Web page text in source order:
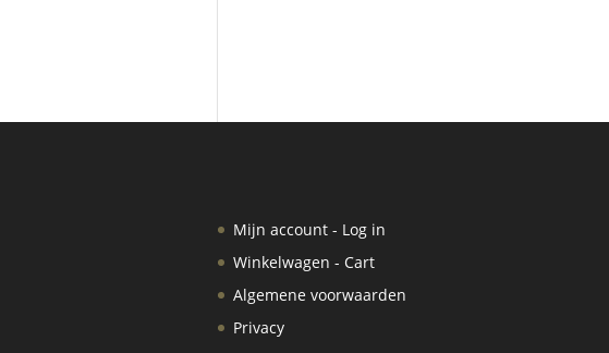
Mijn account - Log in
Winkelwagen - Cart
Algemene voorwaarden
Privacy